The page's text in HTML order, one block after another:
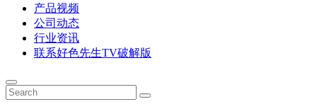
产品视频
公司动态
行业资讯
联系好色先生TV破解版